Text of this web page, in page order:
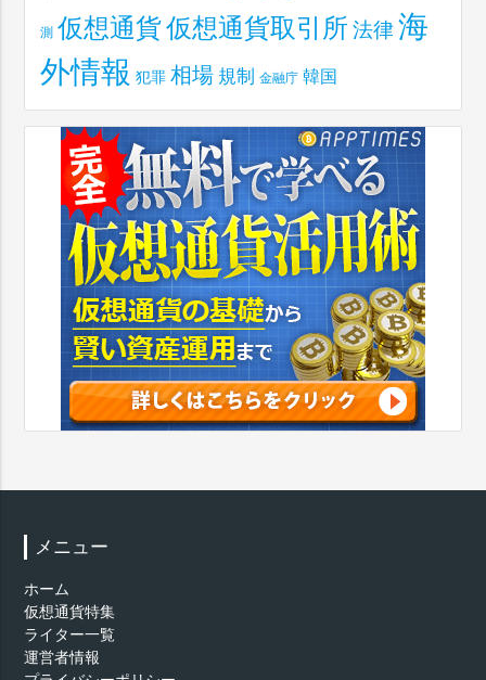
測 仮想通貨仮想通貨取引所 法律 海
外情報 犯罪 相場 規制 金融庁 韓国
メニュー
ホーム
仮想通貨特集
ライター一覧
運営者情報